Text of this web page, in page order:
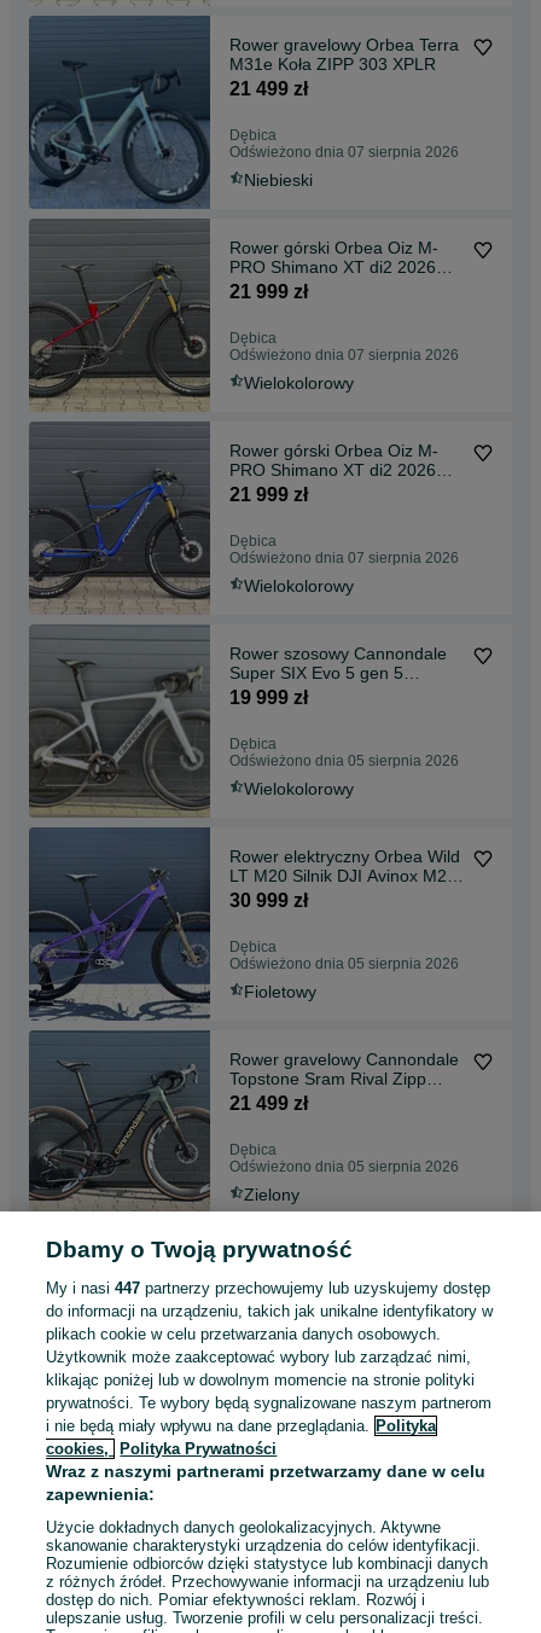
Rower gravelowy Orbea Terra
M31e Koła ZIPP 303 XPLR
21 499 zł
Dębica
Odświeżono dnia 07 sierpnia 2026
Niebieski
Rower górski Orbea Oiz M-
PRO Shimano XT di2 2026
rozmiar M oraz L Diamond-
21 999 zł
Dębica
Odświeżono dnia 07 sierpnia 2026
Wielokolorowy
Rower górski Orbea Oiz M-
PRO Shimano XT di2 2026
rozmiar L Cobalt Blue-Carbon
21 999 zł
Dębica
Odświeżono dnia 07 sierpnia 2026
Wielokolorowy
Rower szosowy Cannondale
Super SIX Evo 5 gen 5
premiera 2026
19 999 zł
Dębica
Odświeżono dnia 05 sierpnia 2026
Wielokolorowy
Rower elektryczny Orbea Wild
LT M20 Silnik DJI Avinox M2S
PREMIERA 2027 Custom
30 999 zł
Dębica
Odświeżono dnia 05 sierpnia 2026
Fioletowy
Rower gravelowy Cannondale
Topstone Sram Rival Zipp
XPLR 303s 51/54/56
21 499 zł
Dębica
Odświeżono dnia 05 sierpnia 2026
Zielony
Rower szosowy Cannondale
Super Six gen 5 Sram Force
AXS 52/54/56
26 999 zł
Dębica
Odświeżono dnia 05 sierpnia 2026
Biały
Rower szosowy Giant Propel
Advanced 2 2027 S oraz M/L
Dębica
Odświeżono dnia 05 sierpnia 2026
Inny
Dbamy o Twoją prywatność
My i nasi447 partnerzy przechowujemy lub uzyskujemy dostęp
do informacji na urządzeniu, takich jak unikalne identyfikatory w
plikach cookie w celu przetwarzania danych osobowych.
Użytkownik może zaakceptować wybory lub zarządzać nimi,
klikając poniżej lub w dowolnym momencie na stronie polityki
prywatności. Te wybory będą sygnalizowane naszym partnerom
i nie będą miały wpływu na dane przeglądania. Polityka
cookies,
Polityka Prywatności
Wraz z naszymi partnerami przetwarzamy dane w celu
zapewnienia:
Użycie dokładnych danych geolokalizacyjnych. Aktywne
skanowanie charakterystyki urządzenia do celów identyfikacji.
Rozumienie odbiorców dzięki statystyce lub kombinacji danych
z różnych źródeł. Przechowywanie informacji na urządzeniu lub
dostęp do nich. Pomiar efektywności reklam. Rozwój i
ulepszanie usług. Tworzenie profili w celu personalizacji treści.